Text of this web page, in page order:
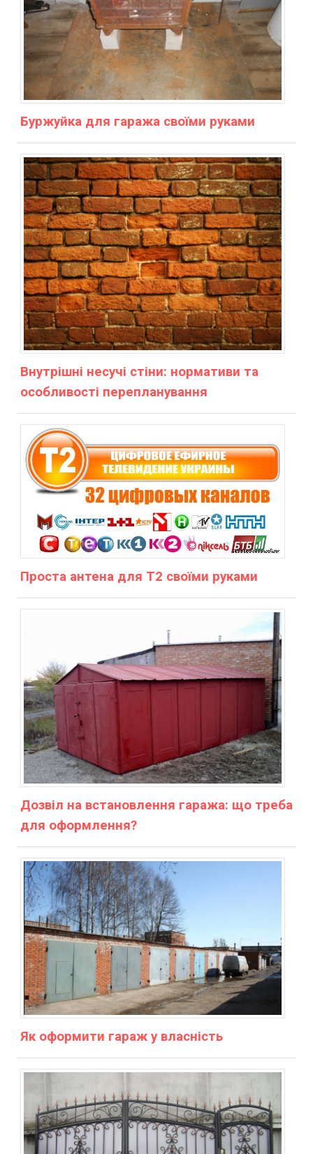
Буржуйка для гаража своїми руками
Внутрішні несучі стіни: нормативи та
особливості перепланування
Проста антена для Т2 своїми руками
Дозвіл на встановлення гаража: що треба
для оформлення?
Як оформити гараж у власність